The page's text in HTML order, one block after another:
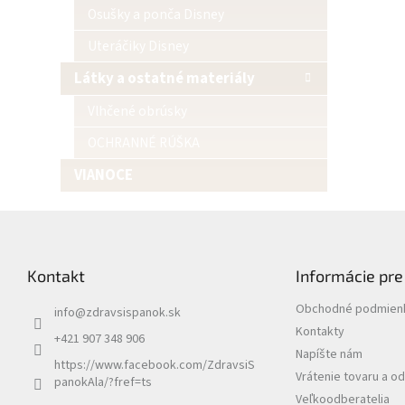
Látky a ostatné materiály
Kontakt
info@zdravsispanok.sk
+421 907 348 906
https://www.facebook.com/ZdravsiS
panokAla/?fref=ts
Informácie
Obchodné
Kontakty
Napíšte nám
Vrátenie tovaru a
Veľkoodberatelia